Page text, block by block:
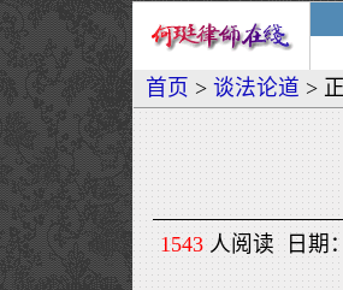
首页 > 谈法论道 >
1543人阅读 日期